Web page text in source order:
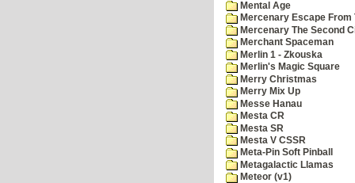
Mental Age
Mercenary Escape From
Mercenary The Second
Merchant Spaceman
Merlin 1 - Zkouska
Merlin's Magic Square
Merry Christmas
Merry Mix Up
Messe Hanau
Mesta CR
Mesta SR
Mesta V CSSR
Meta-Pin Soft Pinball
Metagalactic Llamas
Meteor (v1)